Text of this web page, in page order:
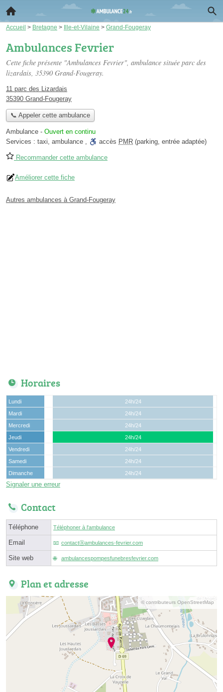
Accueil > Bretagne > Ille-et-Vilaine > Grand-Fougeray
Ambulances Fevrier
Cette fiche présente "Ambulances Fevrier", ambulance située parc des
lizardais, 35390 Grand-Fougeray.
11 parc des Lizardais
35390 Grand-Fougeray
📞 Appeler cette ambulance
Ambulance - Ouvert en continu
Services : taxi, ambulance , accès PMR (parking, entrée adaptée)
Recommander cette ambulance
Améliorer cette fiche
Autres ambulances à Grand-Fougeray
Horaires
Lundi
24h/24
Mardi
24h/24
Mercredi
24h/24
Jeudi
24h/24
Vendredi
24h/24
Samedi
24h/24
Dimanche
24h/24
Signaler une erreur
Contact
Téléphone Téléphoner à l'ambulance
Email contactⓐambulances-fevrier.com
Site web ambulancespompesfunebresfevrier.com
Plan et adresse
© contributeurs OpenStreetMap